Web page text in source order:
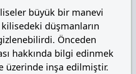
büyük bir manevi
düşmanların
Önceden
hakkında bilgi edinmek
üzerinde inşa edilmiştir.